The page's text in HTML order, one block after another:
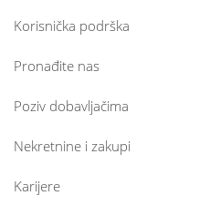
Korisnička podrška
Pronađite nas
Poziv dobavljačima
Nekretnine i zakupi
Karijere